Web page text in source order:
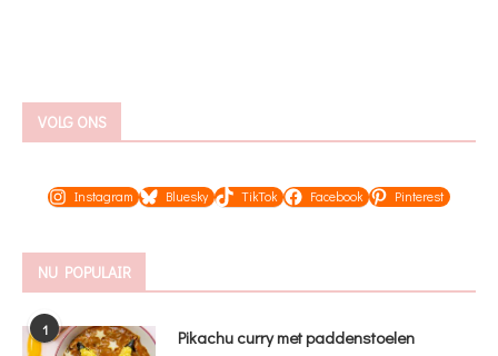
VOLG ONS
Instagram Bluesky TikTok Facebook Pinterest
NU POPULAIR
1 Pikachu curry met paddenstoelen